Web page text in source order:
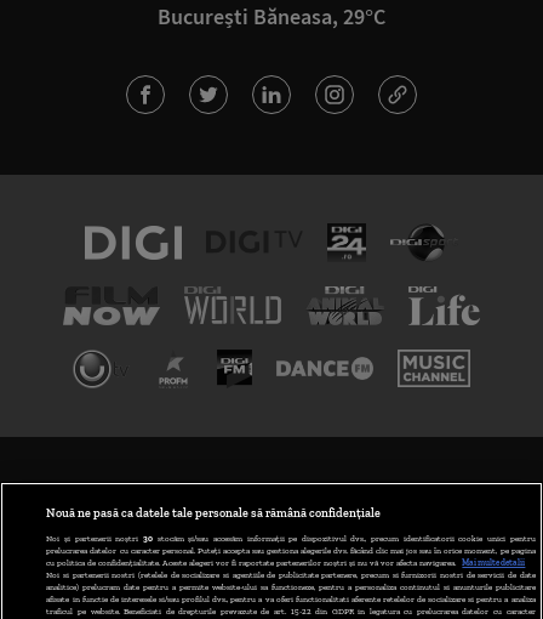
București Băneasa, 29°C
ABONARE DIGI TV
GESTIONAȚI PREFERINȚELE
Nouă ne pasă ca datele tale personale să rămână confidențiale
Noi și partenerii noștri 30stocăm și/sau accesăm informații pe dispozitivul dvs., precum identificatorii cookie unici pentru
prelucrarea datelor cu caracter personal. Puteți accepta sau gestiona alegerile dvs. făcând clic mai jos sau în orice moment, pe pagina
cu politica de confidențialitate. Aceste alegeri vor fi raportate partenerilor noștri și nu vă vor afecta navigarea.
Mai multe detalii
Noi si partenerii nostri (retelele de socializare si agentiile de publicitate partenere, precum si furnizorii nostri de servicii de date
analitice) prelucram date pentru a permite website-ului sa functioneze, pentru a personaliza continutul si anunturile publicitare
afisate in functie de interesele si/sau profilul dvs., pentru a va oferi functionalitati aferente retelelor de socializare si pentru a analiza
traficul pe website. Beneficiati de drepturile prevazute de art. 15-22 din GDPR in legatura cu prelucrarea datelor cu caracter